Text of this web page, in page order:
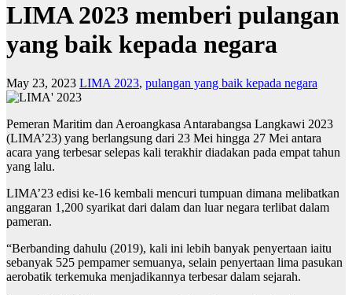
LIMA 2023 memberi pulangan
yang baik kepada negara
May 23, 2023 LIMA 2023, pulangan yang baik kepada negara
Pemeran Maritim dan Aeroangkasa Antarabangsa Langkawi 2023
(LIMA’23) yang berlangsung dari 23 Mei hingga 27 Mei antara
acara yang terbesar selepas kali terakhir diadakan pada empat tahun
yang lalu.
LIMA’23 edisi ke-16 kembali mencuri tumpuan dimana melibatkan
anggaran 1,200 syarikat dari dalam dan luar negara terlibat dalam
pameran.
“Berbanding dahulu (2019), kali ini lebih banyak penyertaan iaitu
sebanyak 525 pempamer semuanya, selain penyertaan lima pasukan
aerobatik terkemuka menjadikannya terbesar dalam sejarah.